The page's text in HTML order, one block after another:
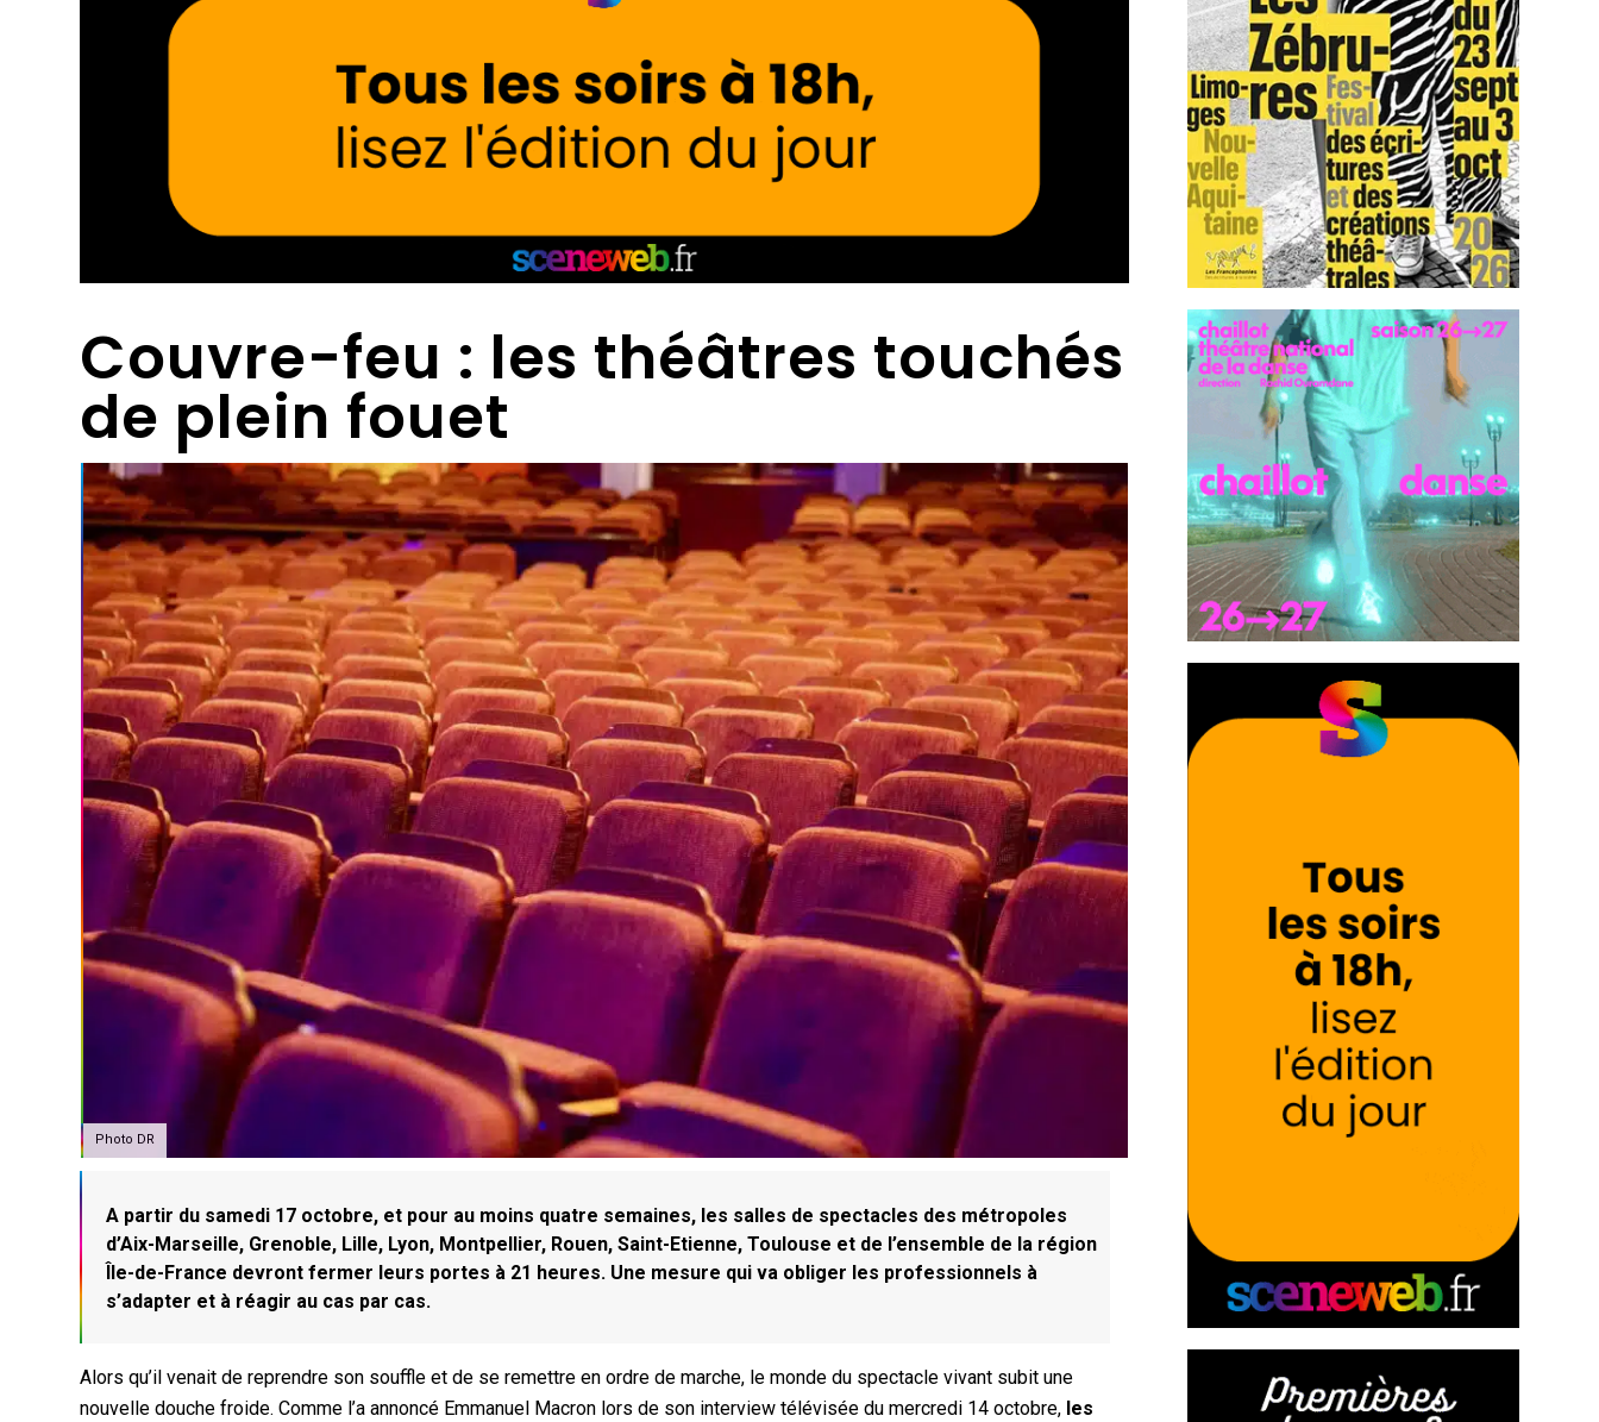
Couvre-feu : les théâtres touchés
de plein fouet
Photo DR
A partir du samedi 17 octobre, et pour au moins quatre semaines, les salles de spectacles des métropoles
d’Aix-Marseille, Grenoble, Lille, Lyon, Montpellier, Rouen, Saint-Etienne, Toulouse et de l’ensemble de la région
Île-de-France devront fermer leurs portes à 21 heures. Une mesure qui va obliger les professionnels à
s’adapter et à réagir au cas par cas.
Alors qu’il venait de reprendre son souffle et de se remettre en ordre de marche, le monde du spectacle vivant subit une
nouvelle douche froide. Comme l’a annoncé Emmanuel Macron lors de son interview télévisée du mercredi 14 octobre, les